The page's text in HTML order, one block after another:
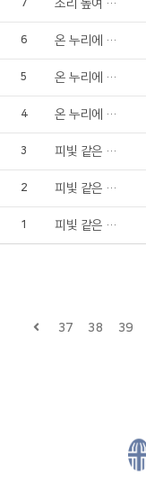
7 소리 높여 찬양
6 온 누리에 기쁨 넘치네
5 온 누리에 기쁨 넘치네
4 온 누리에 기쁨 넘치네
3 피빛 같은 저 포도주 흘러내리듯
2 피빛 같은 저 포도주 흘러내리듯
1 피빛 같은 저 포도주 흘러내리듯
37 38 39